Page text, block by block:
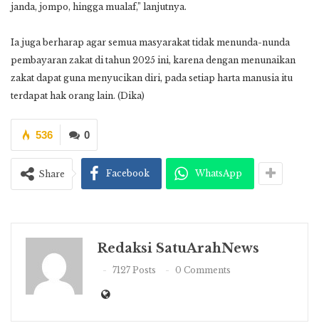
janda, jompo, hingga mualaf,” lanjutnya.
Ia juga berharap agar semua masyarakat tidak menunda-nunda
pembayaran zakat di tahun 2025 ini, karena dengan menunaikan
zakat dapat guna menyucikan diri, pada setiap harta manusia itu
terdapat hak orang lain. (Dika)
0
536
Share Facebook WhatsApp
Redaksi SatuArahNews
7127 Posts 0 Comments